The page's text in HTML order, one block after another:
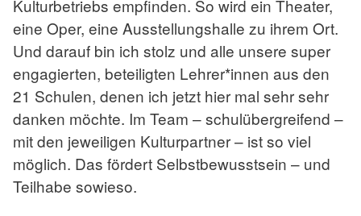
Kulturbetriebs empfinden. So wird ein Theater,
eine Oper, eine Ausstellungshalle zu ihrem Ort.
Und darauf bin ich stolz und alle unsere super
engagierten, beteiligten Lehrer*innen aus den
21 Schulen, denen ich jetzt hier mal sehr sehr
danken möchte. Im Team – schulübergreifend –
mit den jeweiligen Kulturpartner – ist so viel
möglich. Das fördert Selbstbewusstsein – und
Teilhabe sowieso.